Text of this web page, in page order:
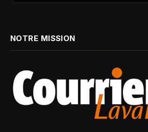
NOTRE MISSION